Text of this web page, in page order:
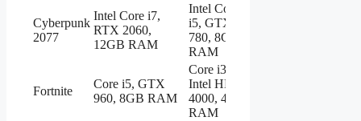
Cyberpunk
2077
Intel Core i7,
RTX 2060,
12GB RAM
Intel Core
i5, GTX
780, 8GB
RAM
Fortnite
Core i5, GTX
960, 8GB RAM
Core i3,
Intel HD
4000, 4GB
RAM